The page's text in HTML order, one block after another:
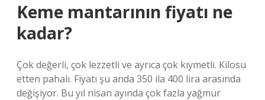
Keme mantarının fiyatı ne
kadar?
Çok değerli, çok lezzetli ve ayrıca çok kıymetli. Kilosu
etten pahalı. Fiyatı şu anda 350 ila 400 lira arasında
değişiyor. Bu yıl nisan ayında çok fazla yağmur